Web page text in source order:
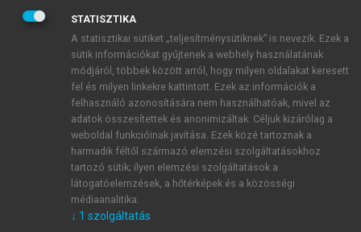
BELÉPÉS SAJÁT FIÓKKAL
ÚJ FIÓK LÉTREHOZÁSA
1 óra díjmentes hozzáférés
E-MAIL-CÍM
STATISZTIKA
A statisztikai sütiket „teljesítménysütiknek” is nevezik. Ezek a
sütik információkat gyűjtenek a webhely használatának
módjáról, többek között arról, hogy milyen oldalakat keresett
fel és milyen linkekre kattintott. Ezek az információk a
felhasználó azonosítására nem használhatóak, mivel az
adatok összesítettek és anonimizáltak. Céljuk kizárólag a
weboldal funkcióinak javítása. Ezek közé tartoznak a
harmadik féltől származó elemzési szolgáltatásokhoz
tartozó sütik; ilyen elemzési szolgáltatások a
látogatóelemzések, a hőtérképek és a közösségi
médiaanalitika.
↓ 1 szolgáltatás